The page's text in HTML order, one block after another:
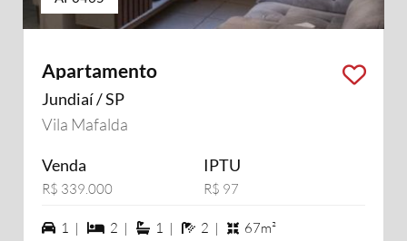
Apartamento
Jundiaí / SP
Vila Mafalda
Venda
R$ 339.000
IPTU
R$ 97
1 vagas na garagem
1 | 2 dormiórios
2 | 1 suítes
1 | 2 banheiros
2 | 67m²